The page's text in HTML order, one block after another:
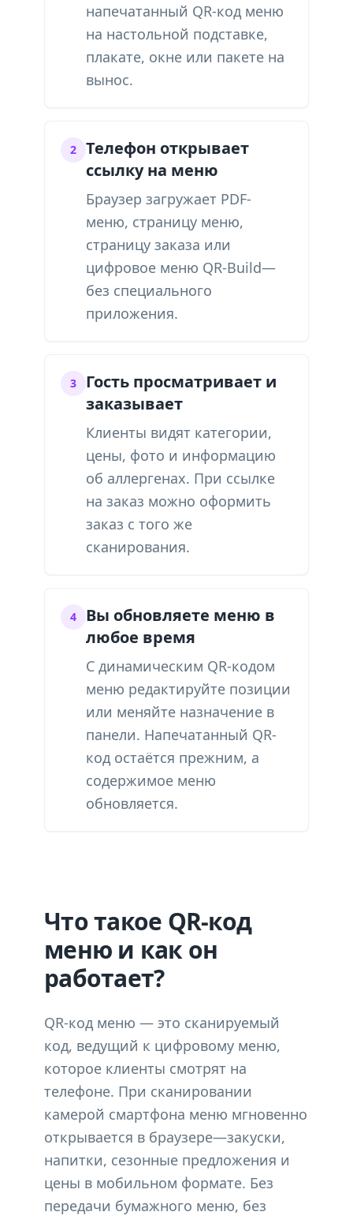
напечатанный QR-код меню
на настольной подставке,
плакате, окне или пакете на
вынос.
2
Телефон открывает
ссылку на меню
Браузер загружает PDF-
меню, страницу меню,
страницу заказа или
цифровое меню QR-Build—
без специального
приложения.
3
Гость просматривает и
заказывает
Клиенты видят категории,
цены, фото и информацию
об аллергенах. При ссылке
на заказ можно оформить
заказ с того же
сканирования.
4
Вы обновляете меню в
любое время
С динамическим QR-кодом
меню редактируйте позиции
или меняйте назначение в
панели. Напечатанный QR-
код остаётся прежним, а
содержимое меню
обновляется.
Что такое QR-код
меню и как он
работает?
QR-код меню — это сканируемый
код, ведущий к цифровому меню,
которое клиенты смотрят на
телефоне. При сканировании
камерой смартфона меню мгновенно
открывается в браузере—закуски,
напитки, сезонные предложения и
цены в мобильном формате. Без
передачи бумажного меню, без